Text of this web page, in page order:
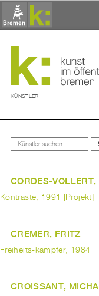
KÜNSTLER
CORDES-VOLLERT,
Kontraste, 1991 [Projekt]
CREMER, FRITZ
Freiheits-kämpfer, 1984
CROISSANT,